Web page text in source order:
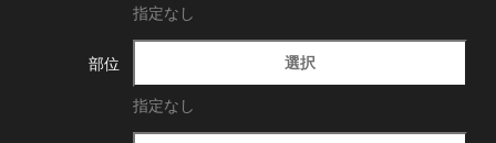
指定なし
部位 選択
指定なし